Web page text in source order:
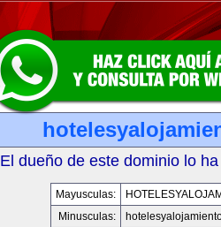
El dueño de este dominio lo
Mayusculas:
Minusculas: